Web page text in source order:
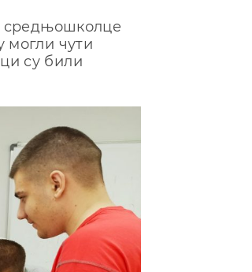
средњошколце
могли чути
су били